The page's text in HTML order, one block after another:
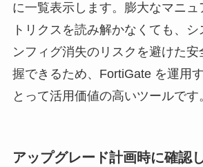
に一覧表示します。膨大なマニュ
トリクスを読み解かなくても、
ンフィグ消失のリスクを避けた
握できるため、FortiGate を運用
とって活用価値の高いツールです
アップグレード計画時に確認